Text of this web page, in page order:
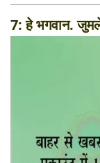
7: हे भगवान.